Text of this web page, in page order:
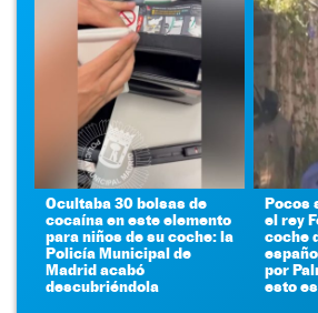
Ocultaba 30 bolsas de
cocaína en este elemento
para niños de su coche: la
Policía Municipal de
Madrid acabó
descubriéndola
Pocos
el rey
coche
por
esto